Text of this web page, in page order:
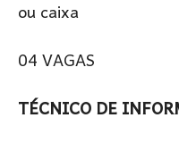
ou caixa
04 VAGAS
TÉCNICO DE